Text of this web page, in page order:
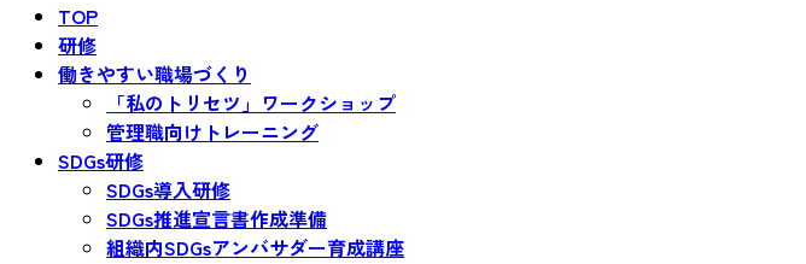
TOP
研修
働きやすい職場づくり
「私のトリセツ」ワークショップ
管理職向けトレーニング
SDGs研修
SDGs導入研修
SDGs推進宣言書作成準備
組織内SDGsアンバサダー育成講座